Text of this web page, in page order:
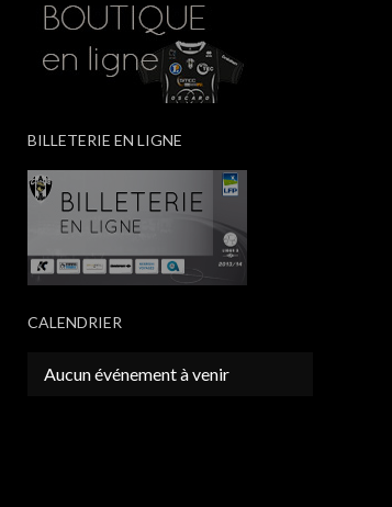
BILLETERIE EN LIGNE
CALENDRIER
Aucun événement à venir